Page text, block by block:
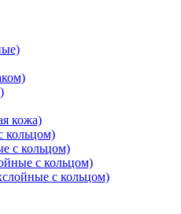
кожа)
кольцом)
с кольцом)
с кольцом)
с кольцом)